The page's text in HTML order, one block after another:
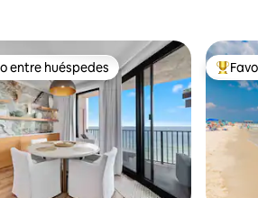
en Favorito entre huéspedes
entre huéspedes De los